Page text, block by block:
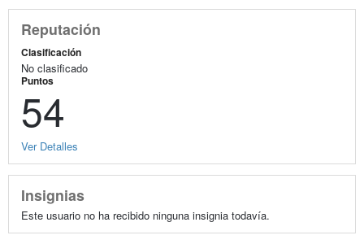
Reputación
Clasificación
No clasificado
Puntos
54
Ver Detalles
Insignias
Este usuario no ha recibido ninguna insignia todavía.